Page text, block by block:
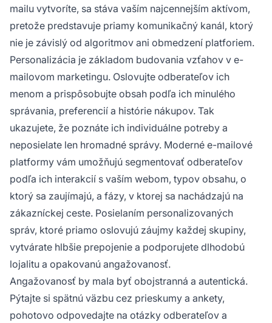
mailu vytvoríte, sa stáva vaším najcennejším aktívom,
pretože predstavuje priamy komunikačný kanál, ktorý
nie je závislý od algoritmov ani obmedzení platforiem.
Personalizácia je základom budovania vzťahov v e-
mailovom marketingu. Oslovujte odberateľov ich
menom a prispôsobujte obsah podľa ich minulého
správania, preferencií a histórie nákupov. Tak
ukazujete, že poznáte ich individuálne potreby a
neposielate len hromadné správy. Moderné e-mailové
platformy vám umožňujú segmentovať odberateľov
podľa ich interakcií s vaším webom, typov obsahu, o
ktorý sa zaujímajú, a fázy, v ktorej sa nachádzajú na
zákazníckej ceste. Posielaním personalizovaných
správ, ktoré priamo oslovujú záujmy každej skupiny,
vytvárate hlbšie prepojenie a podporujete dlhodobú
lojalitu a opakovanú angažovanosť.
Angažovanosť by mala byť obojstranná a autentická.
Pýtajte si spätnú väzbu cez prieskumy a ankety,
pohotovo odpovedajte na otázky odberateľov a